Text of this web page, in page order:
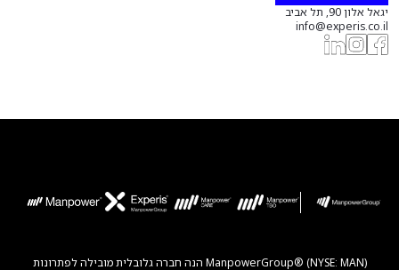
יגאל אלון 90, תל אביב
info@experis.co.il
ManpowerGroup® (NYSE: MAN) הנה חברה גלובלית מובילה לפתרונות